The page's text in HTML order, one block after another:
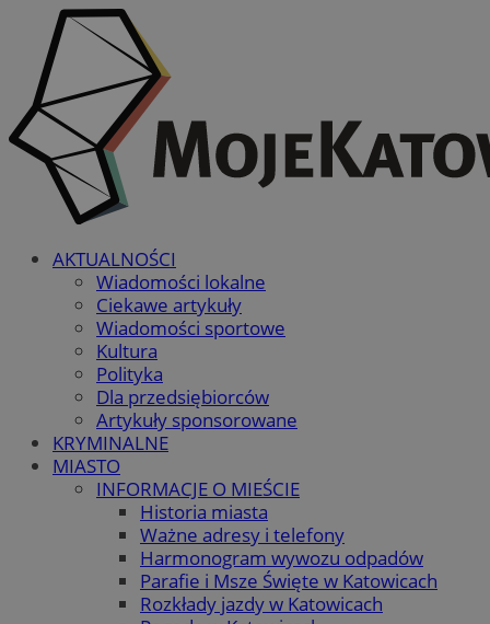
AKTUALNOŚCI
Wiadomości lokalne
Ciekawe artykuły
Wiadomości sportowe
Kultura
Polityka
Dla przedsiębiorców
Artykuły sponsorowane
KRYMINALNE
MIASTO
INFORMACJE O MIEŚCIE
Historia miasta
Ważne adresy i telefony
Harmonogram wywozu odpadów
Parafie i Msze Święte w Katowicach
Rozkłady jazdy w Katowicach